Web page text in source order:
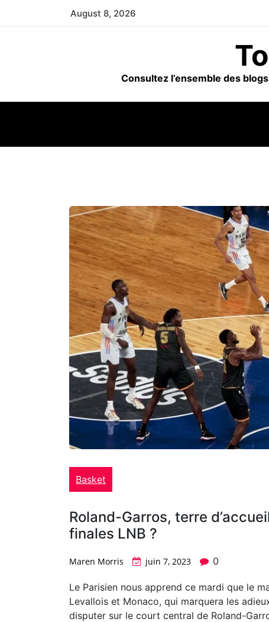
August 8, 2026
Consultez l’ensemble des
Basket
Roland-Garros, terre
finales LNB ?
Maren Morris juin 7, 2023 0
Le Parisien nous apprend ce mardi que le
Levallois et Monaco, qui marquera les
disputer sur le court central de Roland-